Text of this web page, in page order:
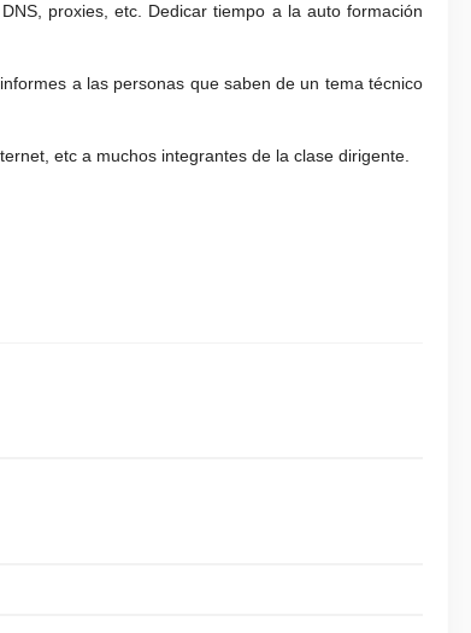
proxies, etc. Dedicar tiempo a la auto formación
a las personas que saben de un tema técnico
etc a muchos integrantes de la clase dirigente.